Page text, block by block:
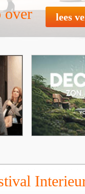
over lees